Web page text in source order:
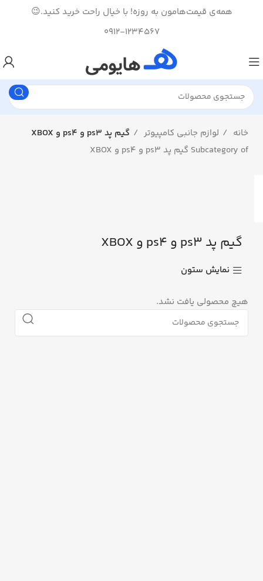
همه‌ی قیمت‌هامون به روزه! با خیال راحت خرید کنید.😉
0912-1234567
خانه لوازم جانبی کامپیوتر
گیم پد ps3 و ps4 و XBOX
Subcategory of گیم پد ps3 و ps4 و XBOX
گیم پد ps3 و ps4 و XBOX
نمایش ستون
هیچ محصولی یافت نشد.